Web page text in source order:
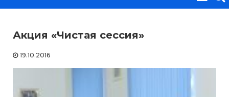
Акция «Чистая сессия»
19.10.2016